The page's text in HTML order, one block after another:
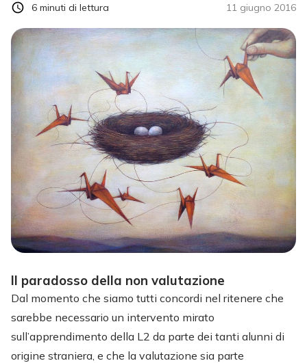
11 giugno 2016
6 minuti di lettura
Il paradosso della non valutazione
Dal momento che siamo tutti concordi nel ritenere che
sarebbe necessario un intervento mirato
sull’apprendimento della L2 da parte dei tanti alunni di
origine straniera, e che la valutazione sia parte